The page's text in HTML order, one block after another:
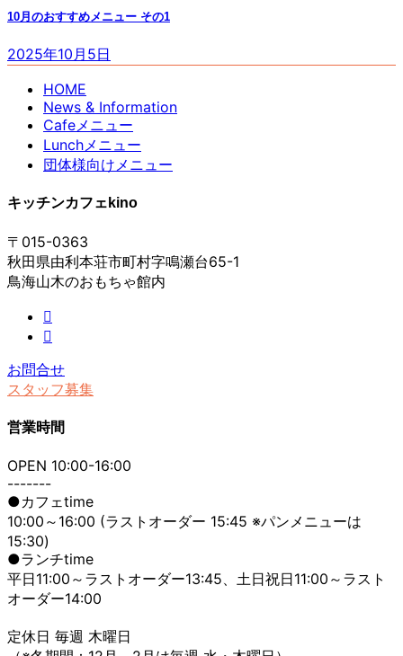
10月のおすすめメニュー その1
2025年10月5日
HOME
News & Information
Cafeメニュー
Lunchメニュー
団体様向けメニュー
キッチンカフェkino
〒015-0363
秋田県由利本荘市町村字鳴瀬台65-1
鳥海山木のおもちゃ館内
お問合せ
スタッフ募集
営業時間
OPEN 10:00-16:00
-------
●カフェtime
10:00～16:00 (ラストオーダー 15:45 ※パンメニューは
15:30)
●ランチtime
平日11:00～ラストオーダー13:45、土日祝日11:00～ラスト
オーダー14:00
定休日 毎週 木曜日